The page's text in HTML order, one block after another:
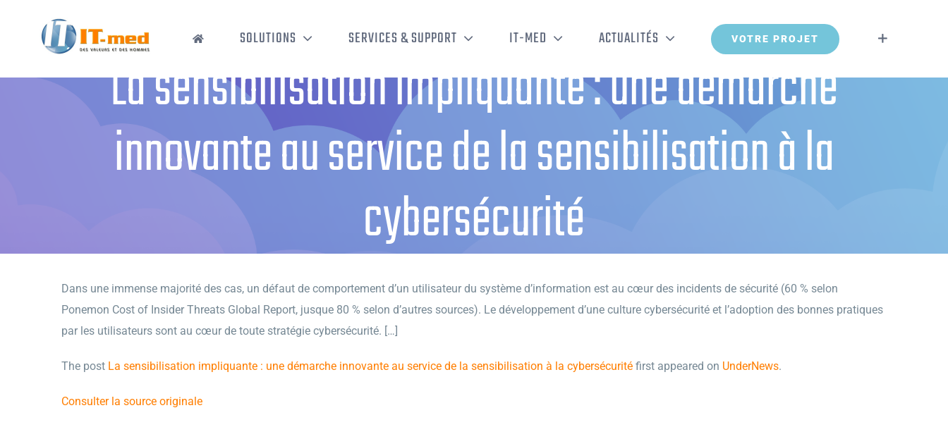
SOLUTIONS SERVICES & SUPPORT IT-MED ACTUALITÉS VOTRE PROJET
La sensibilisation impliquante : une démarche
innovante au service de la sensibilisation à la
cybersécurité
Dans une immense majorité des cas, un défaut de comportement d’un utilisateur du système d’information est au cœur des incidents de sécurité (60 % selon
Ponemon Cost of Insider Threats Global Report, jusque 80 % selon d’autres sources). Le développement d’une culture cybersécurité et l’adoption des bonnes pratiques
par les utilisateurs sont au cœur de toute stratégie cybersécurité. […]
The post La sensibilisation impliquante : une démarche innovante au service de la sensibilisation à la cybersécurité first appeared on UnderNews.
Consulter la source originale